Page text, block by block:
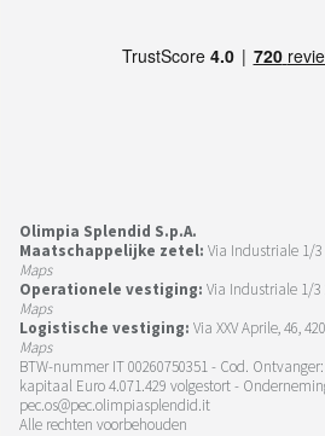
Olimpia Splendid S.p.A.
Maatschappelijke zetel: Via Industriale 1/
Maps
Operationele vestiging: Via Industriale 1/3
Maps
Logistische vestiging: Via XXV Aprile, 46,
Maps
BTW-nummer IT 00260750351 - Cod.
kapitaal Euro 4.071.429 volgestort -
pec.os@pec.olimpiasplendid.it
Alle rechten voorbehouden